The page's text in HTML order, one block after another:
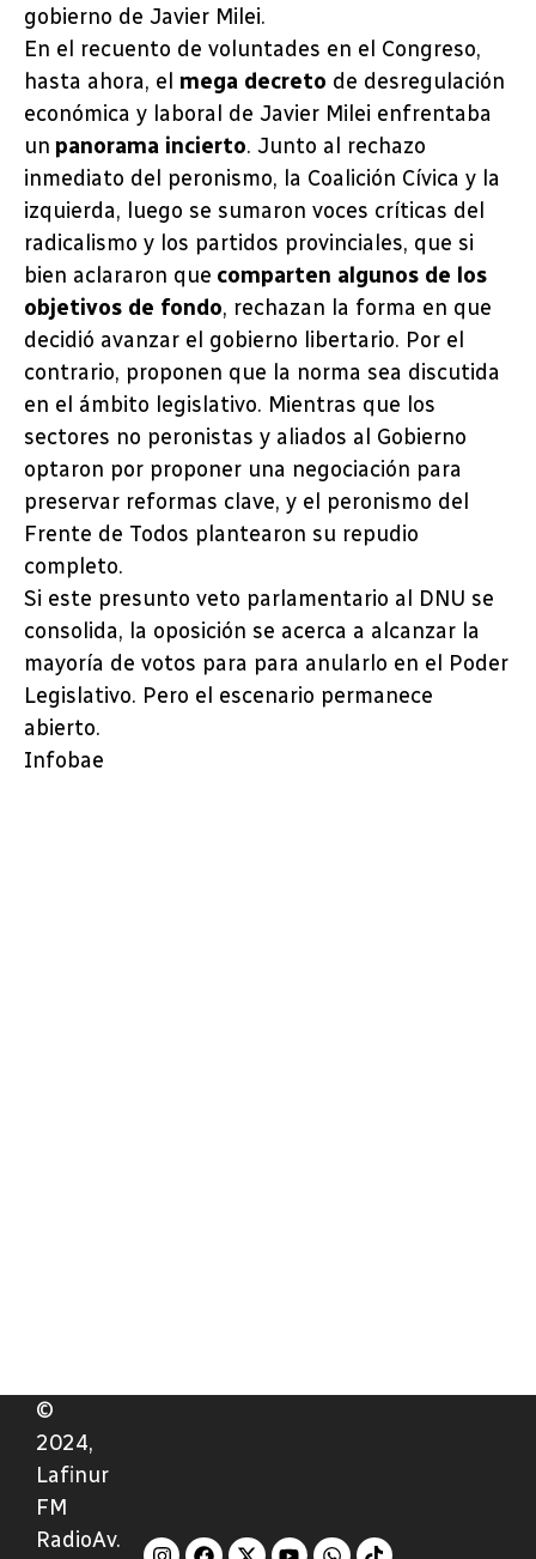
gobierno de Javier Milei.
En el recuento de voluntades en el Congreso,
hasta ahora, el mega decreto de desregulación
económica y laboral de Javier Milei enfrentaba
un panorama incierto. Junto al rechazo
inmediato del peronismo, la Coalición Cívica y la
izquierda, luego se sumaron voces críticas del
radicalismo y los partidos provinciales, que si
bien aclararon que comparten algunos de los
objetivos de fondo, rechazan la forma en que
decidió avanzar el gobierno libertario. Por el
contrario, proponen que la norma sea discutida
en el ámbito legislativo. Mientras que los
sectores no peronistas y aliados al Gobierno
optaron por proponer una negociación para
preservar reformas clave, y el peronismo del
Frente de Todos plantearon su repudio
completo.
Si este presunto veto parlamentario al DNU se
consolida, la oposición se acerca a alcanzar la
mayoría de votos para para anularlo en el Poder
Legislativo. Pero el escenario permanece
abierto.
Infobae
©
2024,
Lafinur
FM
RadioAv.